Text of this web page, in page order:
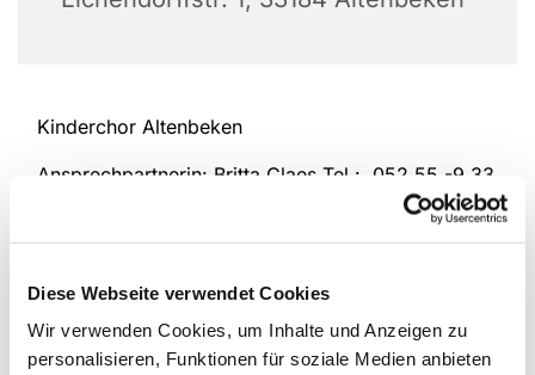
Diese Webseite verwendet Cookies
Wir verwenden Cookies, um Inhalte und Anzeigen zu
personalisieren, Funktionen für soziale Medien anbieten
Kinderchor Altenbeken
Ansprechpartnerin: Britta Claes Tel.: 052 55 -9 33